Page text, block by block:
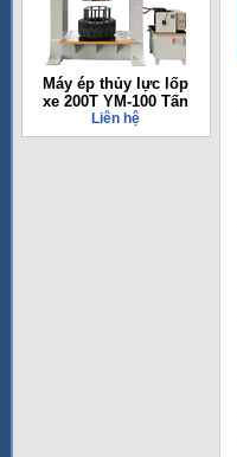
Máy ép thủy lực lốp
xe 200T YM-100 Tấn
Liên hệ